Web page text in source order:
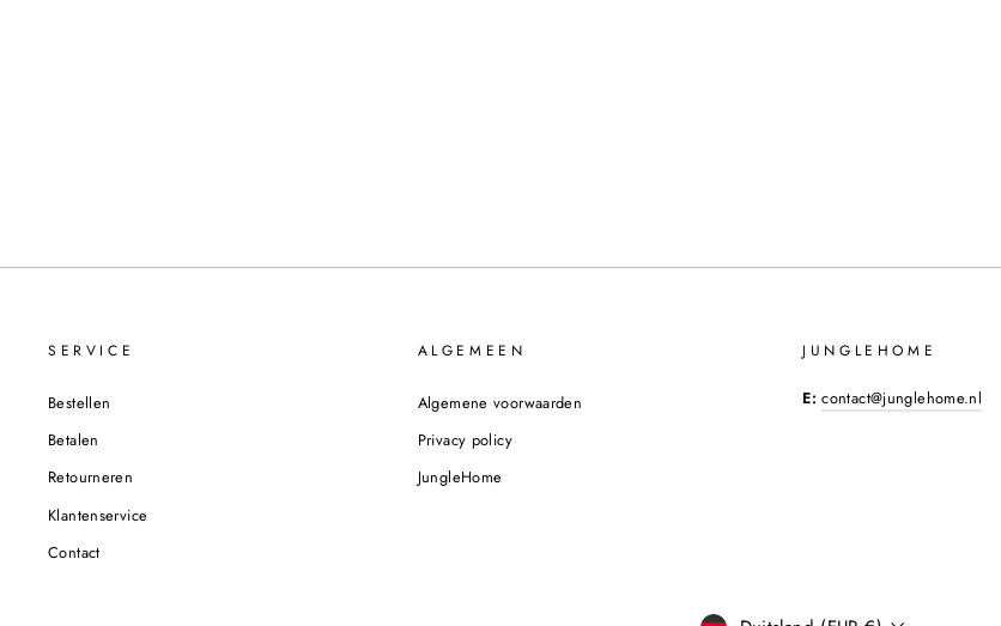
SERVICE
Bestellen
Betalen
Retourneren
Klantenservice
Contact
ALGEMEEN
Algemene voorwaarden
Privacy policy
JungleHome
JUNGLEHOME
E: contact@junglehome.nl